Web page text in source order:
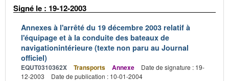
Signé le : 19-12-2003
Annexes à l'arrêté du 19 décembre 2003 relatif à
l'équipage et à la conduite des bateaux de
navigationintérieure (texte non paru au Journal
officiel)
EQUT0310362X Transports Annexe
Date de signature : 19-
12-2003
Date de publication : 10-01-2004